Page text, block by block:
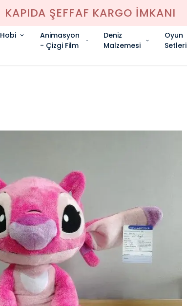
KAPIDA ŞEFFAF KARGO İMKANI
Hobi
Animasyon
- Çizgi Film
Deniz
Malzemesi
Oyun
Setleri